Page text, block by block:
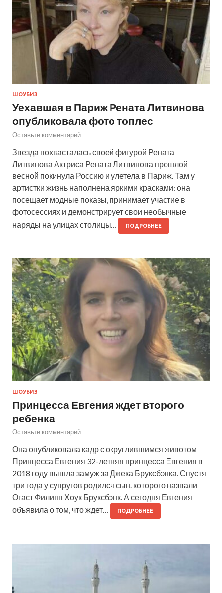
ШОУБИЗ
Уехавшая в Париж Рената Литвинова
опубликовала фото топлес
Оставьте комментарий
Звезда похвасталась своей фигурой Рената
Литвинова Актриса Рената Литвинова прошлой
весной покинула Россию и улетела в Париж. Там у
артистки жизнь наполнена яркими красками: она
посещает модные показы, принимает участие в
фотосессиях и демонстрирует свои необычные
наряды на улицах столицы…
ПОДРОБНЕЕ
ШОУБИЗ
Принцесса Евгения ждет второго
ребенка
Оставьте комментарий
Она опубликовала кадр с округлившимся животом
Принцесса Евгения 32-летняя принцесса Евгения в
2018 году вышла замуж за Джека Бруксбэнка. Спустя
три года у супругов родился сын. которого назвали
Огаст Филипп Хоук Бруксбэнк. А сегодня Евгения
объявила о том, что ждет…
ПОДРОБНЕЕ